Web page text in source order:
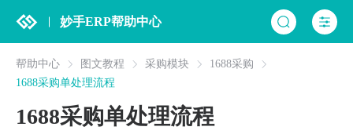
妙手ERP帮助中心
帮助中心 图文教程 采购模块
1688采购
1688采购单处理流程
1688采购单处理流程